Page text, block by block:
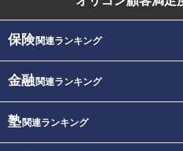
保険関連ランキング
金融関連ランキング
塾関連ランキング